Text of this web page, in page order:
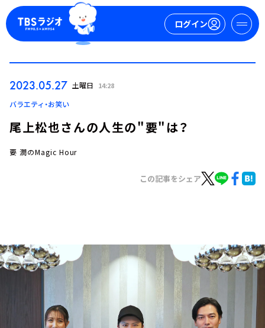
ログイン
ログイン
トピックス
TBS Podcast
お知らせ
イベント・グッズ
YouTube
会社情報
2023.05.27 土曜日 14:28
バラエティ・お笑い
尾上松也さんの人生の"要"は？
要 潤のMagic Hour
この記事をシェア